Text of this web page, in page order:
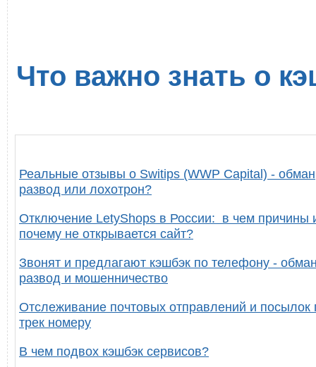
Что важно знать о
Реальные отзывы о Switips (WWP Capital) -
развод или лохотрон?
Отключение LetyShops в России: в чем причины
почему не открывается сайт?
Звонят и предлагают кэшбэк по телефону -
развод и мошенничество
Отслеживание почтовых отправлений и посылок
трек номеру
В чем подвох кэшбэк сервисов?